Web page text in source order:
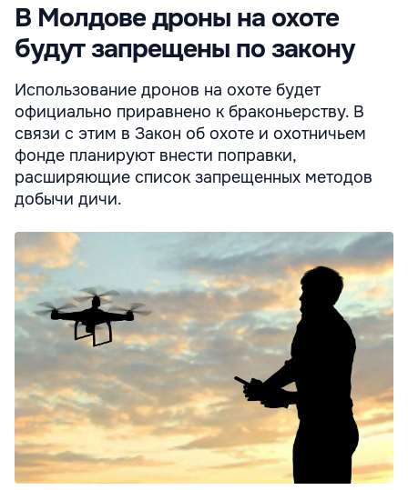
В Молдове дроны на охоте
будут запрещены по закону
Использование дронов на охоте будет
официально приравнено к браконьерству. В
связи с этим в Закон об охоте и охотничьем
фонде планируют внести поправки,
расширяющие список запрещенных методов
добычи дичи.